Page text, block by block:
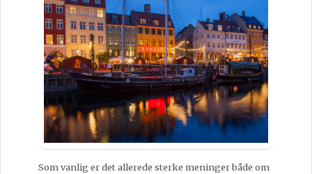
Som vanlig er det allerede sterke meninger både om